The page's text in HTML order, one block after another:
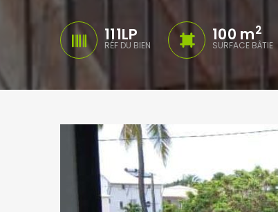
111LP
RÉF DU BIEN
100 m2
SURFACE BÂTIE